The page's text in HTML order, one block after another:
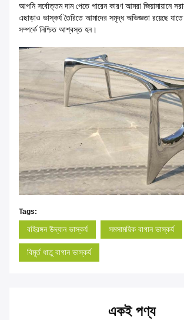
আপনি সর্বোত্তম দাম পেতে পারেন কারণ আমরা জিয়ামায়ানে
এছাড়াও ভাস্কর্য তৈরিতে আমাদের সমৃদ্ধ অভিজ্ঞতা রয়েছে
সম্পর্কে নিশ্চিত আশ্বস্ত হন।
Tags:
বহিরঙ্গন উদ্যান ভাস্কর্য সমসাময়িক বাগান ভাস্কর্য
বিমূর্ত ধাতু বাগান ভাস্কর্য
একই পণ্য